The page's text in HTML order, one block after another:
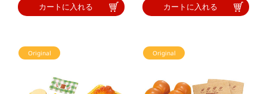
カートに入れる カートに入れる
Original Original